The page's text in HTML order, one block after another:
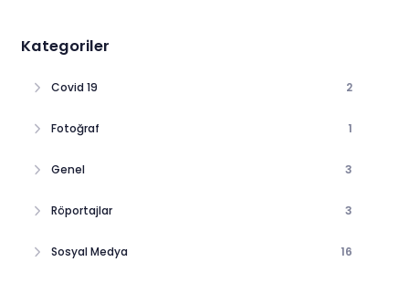
Kategoriler
Covid 19 2
Fotoğraf 1
Genel 3
Röportajlar 3
Sosyal Medya 16